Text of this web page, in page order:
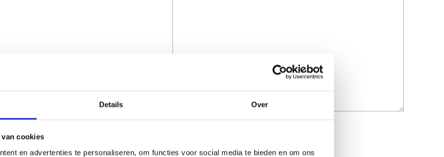
Details Over
cookies
en advertenties te personaliseren, om functies voor social media te bieden en om ons